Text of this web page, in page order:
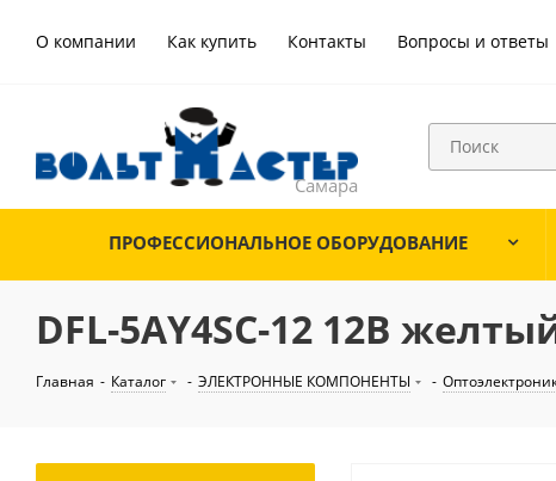
О компании Как купить Контакты Вопросы и ответы
ПРОФЕССИОНАЛЬНОЕ ОБОРУДОВАНИЕ
DFL-5AY4SC-12 12В
Главная - Каталог - ЭЛЕКТРОННЫЕ КОМПОНЕНТЫ -